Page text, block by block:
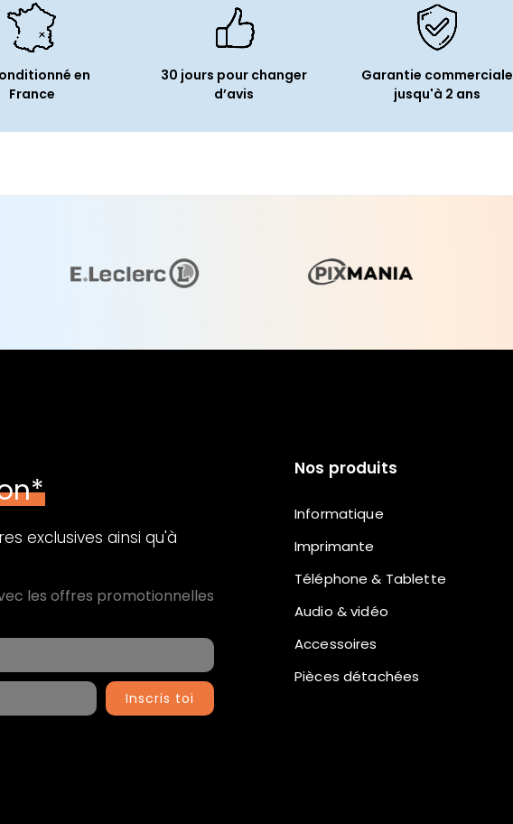
en
France
30 jours pour changer
d’avis
Garantie commerciale
jusqu'à 2 ans
exclusives ainsi qu'à
les offres promotionnelles
Inscris toi
Nos produits
Informatique
Imprimante
Téléphone & Tablette
Audio & vidéo
Accessoires
Pièces détachées